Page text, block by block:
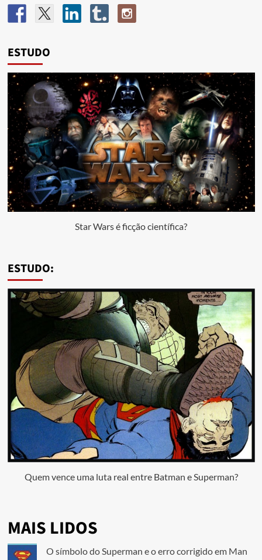
ESTUDO
Star Wars é ficção científica?
ESTUDO:
Quem vence uma luta real entre Batman e Superman?
MAIS LIDOS
O símbolo do Superman e o erro corrigido em Man